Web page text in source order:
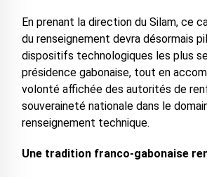
En prenant la direction du Silam, ce
du renseignement devra désormais
dispositifs technologiques les plus
présidence gabonaise, tout en
volonté affichée des autorités de
souveraineté nationale dans le
renseignement technique.
Une tradition franco-gabonaise